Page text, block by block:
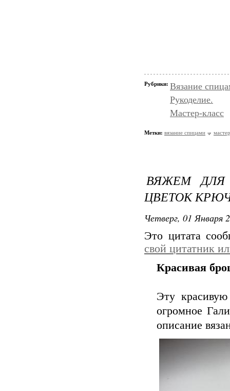
Рубрики: Вязание
Рукоделие.
Мастер-класс
Метки: вязание спицами
ВЯЖЕМ ДЛЯ
ЦВЕТОК
Четверг, 01 Января
Это цитата
свой цитатник
Красивая
Эту
огромное
описание